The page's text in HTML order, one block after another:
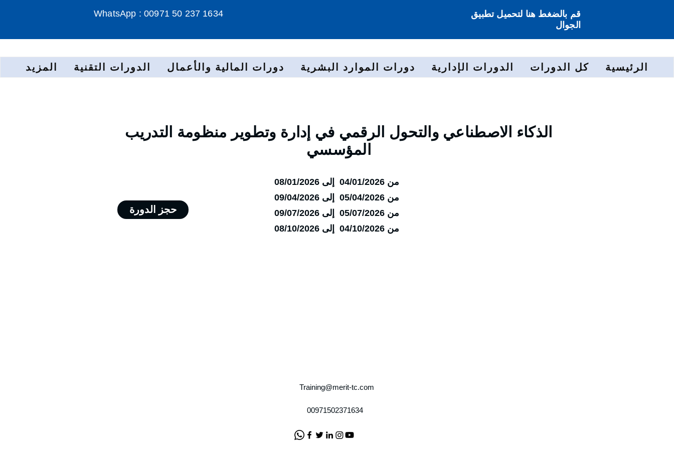
WhatsApp : 00971 50 237 1634
قم بالضغط هنا لتحميل تطبيق
الجوال
الرئيسية كل الدورات الدورات الإدارية دورات الموارد البشرية دورات المالية والأعمال الدورات التقنية المزيد
الذكاء الاصطناعي والتحول الرقمي في إدارة وتطوير منظومة التدريب
المؤسسي
حجز الدورة
من 04/01/2026 إلى 08/01/2026
من 05/04/2026 إلى 09/04/2026
من 05/07/2026 إلى 09/07/2026
من 04/10/2026 إلى 08/10/2026
Training@merit-tc.com
00971502371634